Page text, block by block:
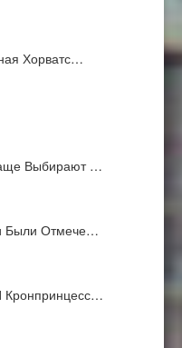
Хорватс…
Выбирают …
Были Отмече…
Кронпринцесс…